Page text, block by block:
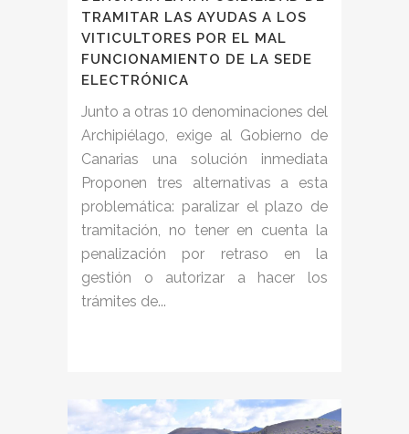
TRAMITAR LAS AYUDAS A LOS
VITICULTORES POR EL MAL
FUNCIONAMIENTO DE LA SEDE
ELECTRÓNICA
Junto a otras 10 denominaciones del
Archipiélago, exige al Gobierno de
Canarias una solución inmediata
Proponen tres alternativas a esta
problemática: paralizar el plazo de
tramitación, no tener en cuenta la
penalización por retraso en la
gestión o autorizar a hacer los
trámites de...